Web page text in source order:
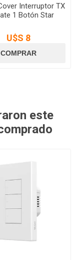
Interruptor TX
1 Botón Star
U$S 8
este